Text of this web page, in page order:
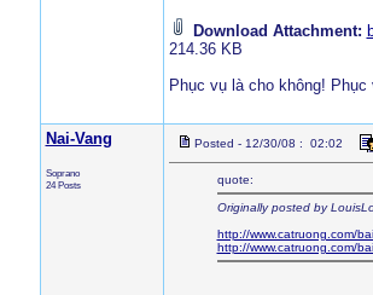
Download Attachment:
214.36 KB
Phục vụ là cho không!
Nai-Vang
Soprano
24 Posts
Posted - 12/30/08 : 02:02
quote:
Originally posted by
http://www.catruong.com/
http://www.catruong.com/